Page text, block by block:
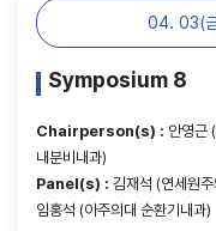
04. 03(
Symposium 8
Chairperson(s) : 안영근
내분비내과)
Panel(s) : 김재석 (연세원
임홍석 (아주의대 순환기내과)